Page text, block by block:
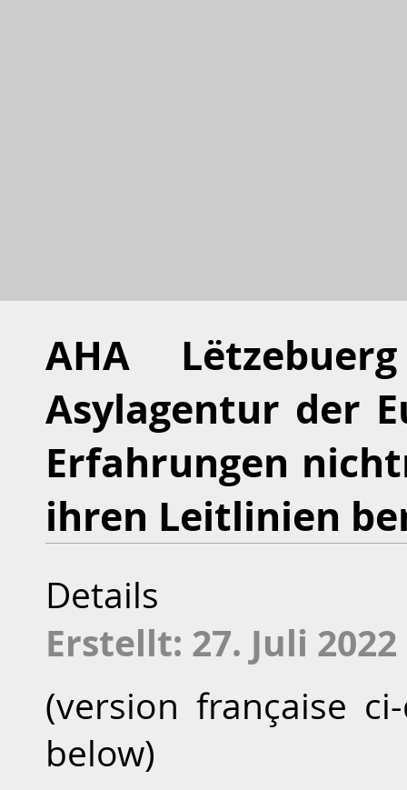
AHA
Asylagentur der
Erfahrungen
ihren Leitlinien
Details
Erstellt: 27. Juli 2022
(version française
below)